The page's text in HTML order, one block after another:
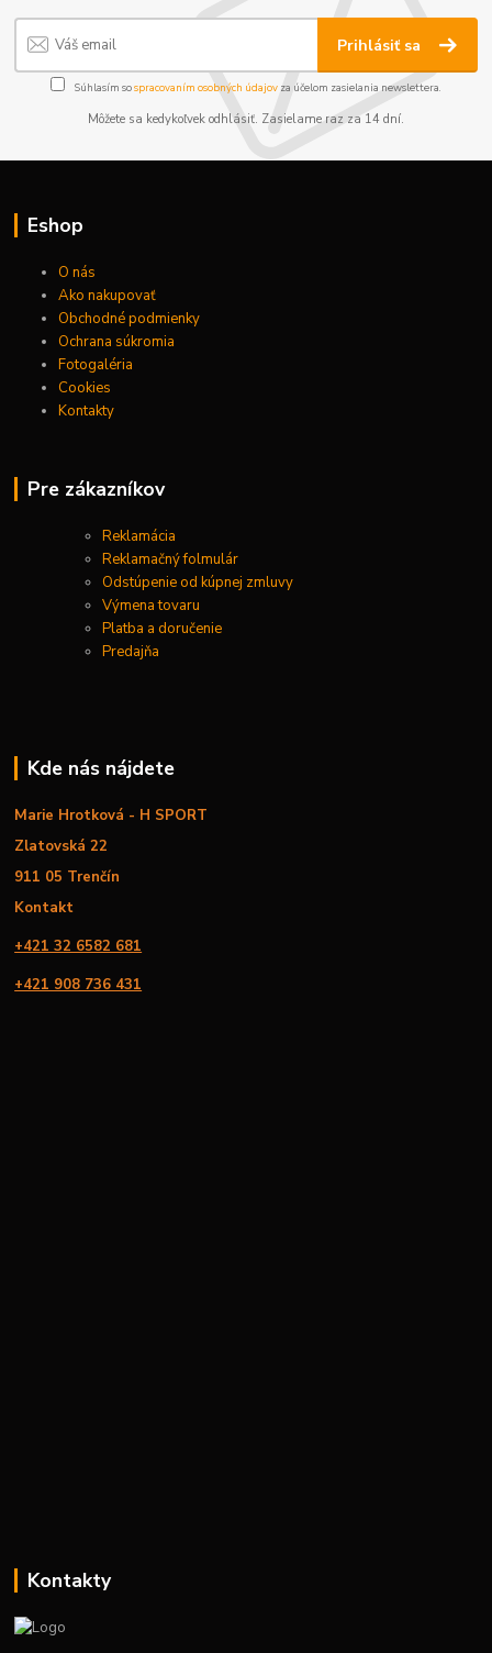
Prihlásiť sa
Súhlasím sospracovaním osobných údajov za účelom zasielania newslettera.
Môžete sa kedykoľvek odhlásiť. Zasielame raz za 14 dní.
Eshop
O nás
Ako nakupovať
Obchodné podmienky
Ochrana súkromia
Fotogaléria
Cookies
Kontakty
Pre zákazníkov
Reklamácia
Reklamačný folmulár
Odstúpenie od kúpnej zmluvy
Výmena tovaru
Platba a doručenie
Predajňa
Kde nás nájdete
Marie Hrotková - H SPORT
Zlatovská 22
911 05 Trenčín
Kontakt
+421 32 6582 681
+421 908 736 431
Kontakty